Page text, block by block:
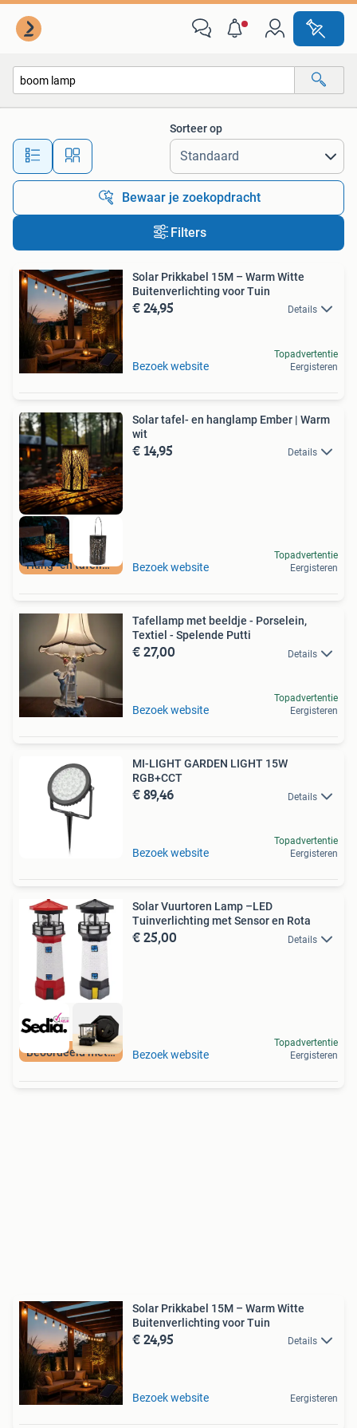
Alle afstanden…
Sorteer op
Bewaar je zoekopdracht
Filters
Solar Prikkabel 15M – Warm Witte
Buitenverlichting voor Tuin
€ 24,95 Details
Bezoek website
Topadvertentie
Eergisteren
Hang- en tafellamp
Solar tafel- en hanglamp Ember | Warm
wit
€ 14,95 Details
Bezoek website
Topadvertentie
Eergisteren
Tafellamp met beeldje - Porselein,
Textiel - Spelende Putti
€ 27,00 Details
Bezoek website
Topadvertentie
Eergisteren
MI-LIGHT GARDEN LIGHT 15W
RGB+CCT
€ 89,46 Details
Bezoek website
Topadvertentie
Eergisteren
Beoordeeld met 9+
Solar Vuurtoren Lamp –LED
Tuinverlichting met Sensor en Rota
€ 25,00 Details
Bezoek website
Topadvertentie
Eergisteren
Solar Prikkabel 15M – Warm Witte
Buitenverlichting voor Tuin
€ 24,95 Details
Bezoek website Eergisteren